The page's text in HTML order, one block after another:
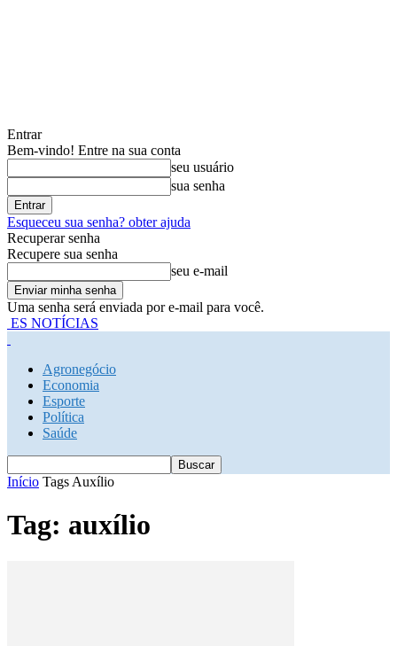
Entrar
Bem-vindo! Entre na sua conta
seu usuário
sua senha
Esqueceu sua senha? obter ajuda
Recuperar senha
Recupere sua senha
seu e-mail
Uma senha será enviada por e-mail para você.
ES NOTÍCIAS
Agronegócio
Economia
Esporte
Política
Saúde
Início Tags Auxílio
Tag: auxílio